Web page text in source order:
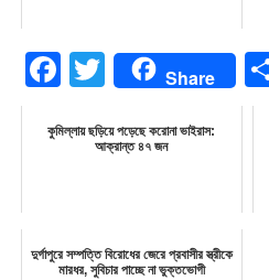
Facebook
Twitter Share
কুমিল্লায় ছড়িয়ে পড়েছে করোনা ভাইরাস:
আক্রান্ত ৪৭ জন
দুর্গাপুরে সম্পত্তি বিরোধের জেরে প্রবাসীর স্ত্রীকে
মারধর, সুবিচার পাচ্ছে না ভুক্তভোগী